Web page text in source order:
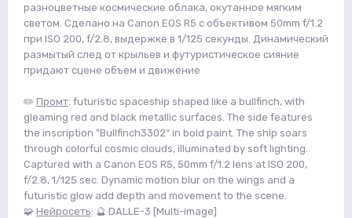
разноцветные космические облака, окутанное мягким
светом. Сделано на Canon EOS R5 с объективом 50mm f/1.2
при ISO 200, f/2.8, выдержке в 1/125 секунды. Динамический
размытый след от крыльев и футуристическое сияние
придают сцене объем и движение
✏️ Промт: futuristic spaceship shaped like a bullfinch, with
gleaming red and black metallic surfaces. The side features
the inscription "Bullfinch3302" in bold paint. The ship soars
through colorful cosmic clouds, illuminated by soft lighting.
Captured with a Canon EOS R5, 50mm f/1.2 lens at ISO 200,
f/2.8, 1/125 sec. Dynamic motion blur on the wings and a
futuristic glow add depth and movement to the scene.
🧩 Нейросеть: 🔮 DALLE-3 [Multi-image]